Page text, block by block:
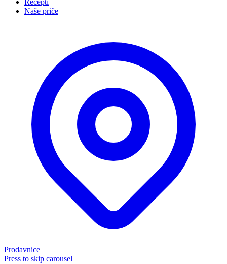
Recepti
Naše priče
Prodavnice
Press to skip carousel